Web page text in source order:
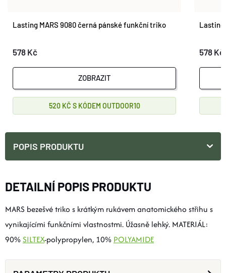
Lasting MARS 9080 černá pánské funkční triko
578 Kč
ZOBRAZIT
520 KČ OUTDOOR10
Lasting
578 Kč
POPIS PRODUKTU
DETAILNÍ POPIS PRODUKTU
MARS bezešvé triko s krátkým rukávem anatomického střihu s
vynikajícími funkčními vlastnostmi. Úžasně lehký. MATERIÁL:
90% SILTEX-polypropylen, 10% POLYAMIDE